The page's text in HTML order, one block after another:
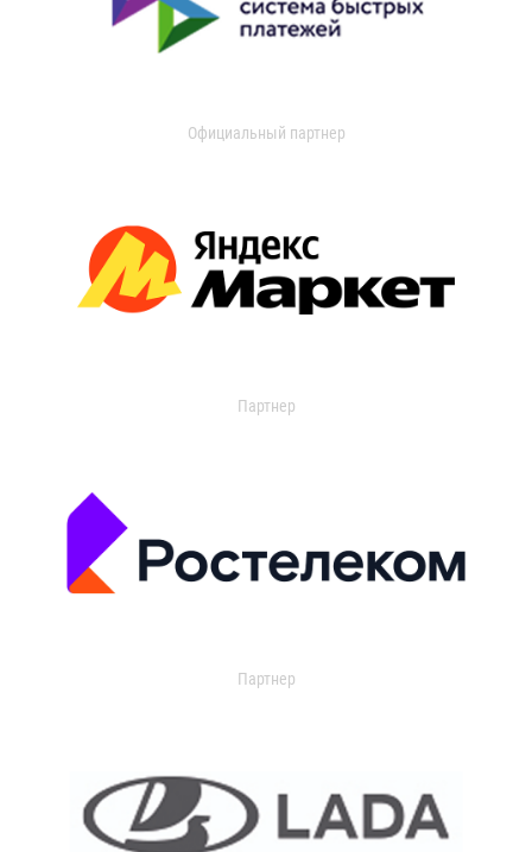
Официальный партнер
Партнер
Партнер